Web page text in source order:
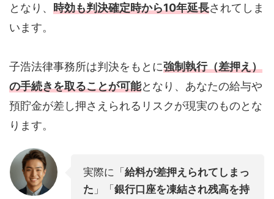
となり、 時効も判決確定時から10年延長されてしま
います。
子浩法律事務所は判決をもとに強制執行（差押え）
の手続きを取ることが可能となり、あなたの給与や
預貯金が差し押さえられるリスクが現実のものとな
ります。
実際に「給料が差押えられてしまっ
た 」「銀行口座を凍結され残高を持